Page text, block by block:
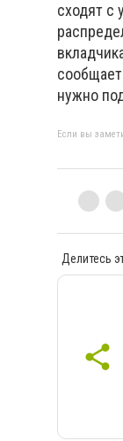
сходят с
нужно
Если вы
Делитесь